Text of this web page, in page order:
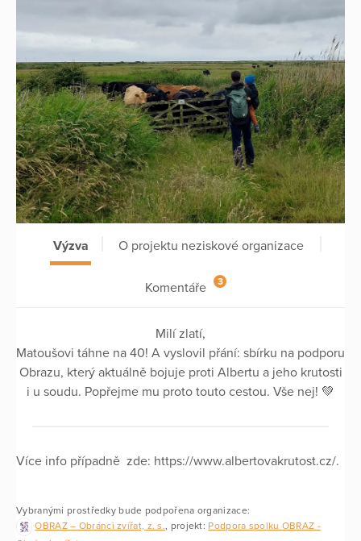
Výzva O projektu neziskové organizace
Komentáře 3
Milí zlatí,
Matoušovi táhne na 40! A vyslovil přání: sbírku na podporu
Obrazu, který aktuálně bojuje proti Albertu a jeho krutosti
i u soudu. Popřejme mu proto touto cestou. Vše nej! 💚
Více info případně zde: https://www.albertovakrutost.cz/.
Vybranými prostředky bude podpořena organizace:
OBRAZ – Obránci zvířat, z. s., projekt: Podpora spolku OBRAZ -